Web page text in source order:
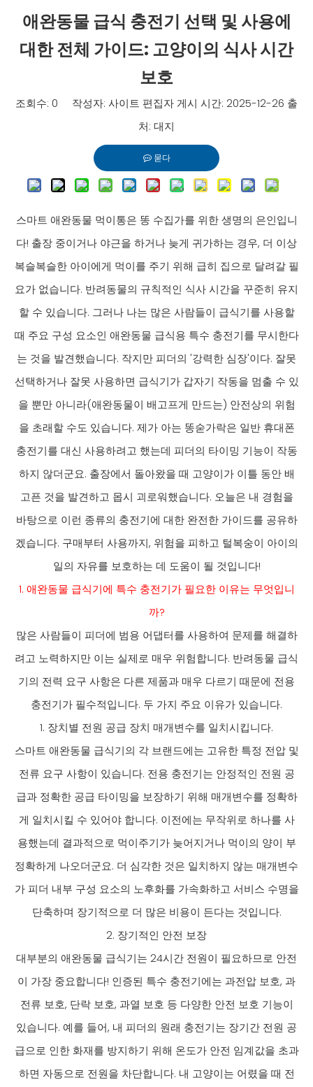
애완동물 급식 충전기 선택 및 사용에
대한 전체 가이드: 고양이의 식사 시간
보호
조회수: 0 작성자: 사이트 편집자 게시 시간: 2025-12-26 출
처: 대지
묻다
스마트 애완동물 먹이통은 똥 수집가를 위한 생명의 은인입니
다! 출장 중이거나 야근을 하거나 늦게 귀가하는 경우, 더 이상
복슬복슬한 아이에게 먹이를 주기 위해 급히 집으로 달려갈 필
요가 없습니다. 반려동물의 규칙적인 식사 시간을 꾸준히 유지
할 수 있습니다. 그러나 나는 많은 사람들이 급식기를 사용할
때 주요 구성 요소인 애완동물 급식용 특수 충전기를 무시한다
는 것을 발견했습니다. 작지만 피더의 '강력한 심장'이다. 잘못
선택하거나 잘못 사용하면 급식기가 갑자기 작동을 멈출 수 있
을 뿐만 아니라(애완동물이 배고프게 만드는) 안전상의 위험
을 초래할 수도 있습니다. 제가 아는 똥숟가락은 일반 휴대폰
충전기를 대신 사용하려고 했는데 피더의 타이밍 기능이 작동
하지 않더군요. 출장에서 돌아왔을 때 고양이가 이틀 동안 배
고픈 것을 발견하고 몹시 괴로워했습니다. 오늘은 내 경험을
바탕으로 이런 종류의 충전기에 대한 완전한 가이드를 공유하
겠습니다. 구매부터 사용까지, 위험을 피하고 털복숭이 아이의
일의 자유를 보호하는 데 도움이 될 것입니다!
1. 애완동물 급식기에 특수 충전기가 필요한 이유는 무엇입니
까?
많은 사람들이 피더에 범용 어댑터를 사용하여 문제를 해결하
려고 노력하지만 이는 실제로 매우 위험합니다. 반려동물 급식
기의 전력 요구 사항은 다른 제품과 매우 다르기 때문에 전용
충전기가 필수적입니다. 두 가지 주요 이유가 있습니다.
1. 장치별 전원 공급 장치 매개변수를 일치시킵니다.
스마트 애완동물 급식기의 각 브랜드에는 고유한 특정 전압 및
전류 요구 사항이 있습니다. 전용 충전기는 안정적인 전원 공
급과 정확한 공급 타이밍을 보장하기 위해 매개변수를 정확하
게 일치시킬 수 있어야 합니다. 이전에는 무작위로 하나를 사
용했는데 결과적으로 먹이주기가 늦어지거나 먹이의 양이 부
정확하게 나오더군요. 더 심각한 것은 일치하지 않는 매개변수
가 피더 내부 구성 요소의 노후화를 가속화하고 서비스 수명을
단축하며 장기적으로 더 많은 비용이 든다는 것입니다.
2. 장기적인 안전 보장
대부분의 애완동물 급식기는 24시간 전원이 필요하므로 안전
이 가장 중요합니다! 인증된 특수 충전기에는 과전압 보호, 과
전류 보호, 단락 보호, 과열 보호 등 다양한 안전 보호 기능이
있습니다. 예를 들어, 내 피더의 원래 충전기는 장기간 전원 공
급으로 인한 화재를 방지하기 위해 온도가 안전 임계값을 초과
하면 자동으로 전원을 차단합니다. 내 고양이는 어렸을 때 전